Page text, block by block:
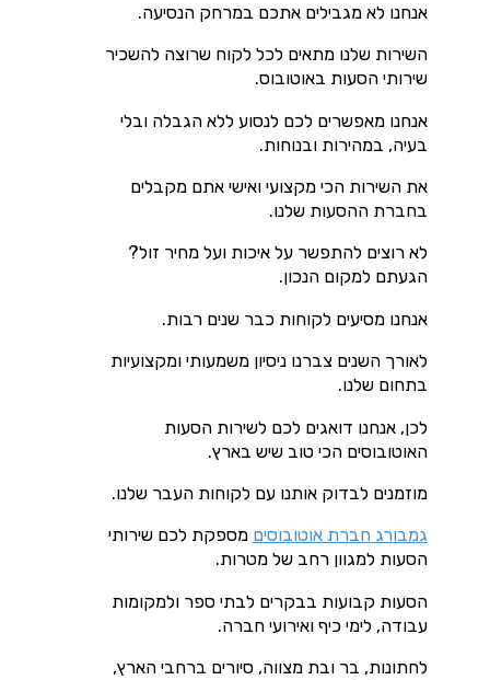
אנחנו לא מגבילים אתכם במרחק הנסיעה.
השירות שלנו מתאים לכל לקוח שרוצה להשכיר
שירותי הסעות באוטובוס.
אנחנו מאפשרים לכם לנסוע ללא הגבלה ובלי
בעיה, במהירות ובנוחות.
את השירות הכי מקצועי ואישי אתם מקבלים
בחברת ההסעות שלנו.
לא רוצים להתפשר על איכות ועל מחיר זול?
הגעתם למקום הנכון.
אנחנו מסיעים לקוחות כבר שנים רבות.
לאורך השנים צברנו ניסיון משמעותי ומקצועיות
בתחום שלנו.
לכן, אנחנו דואגים לכם לשירות הסעות
האוטובוסים הכי טוב שיש בארץ.
מוזמנים לבדוק אותנו עם לקוחות העבר שלנו.
גמבורג חברת אוטובוסים מספקת לכם שירותי
הסעות למגוון רחב של מטרות.
הסעות קבועות בבקרים לבתי ספר ולמקומות
עבודה, לימי כיף ואירועי חברה.
לחתונות, בר ובת מצווה, סיורים ברחבי הארץ,